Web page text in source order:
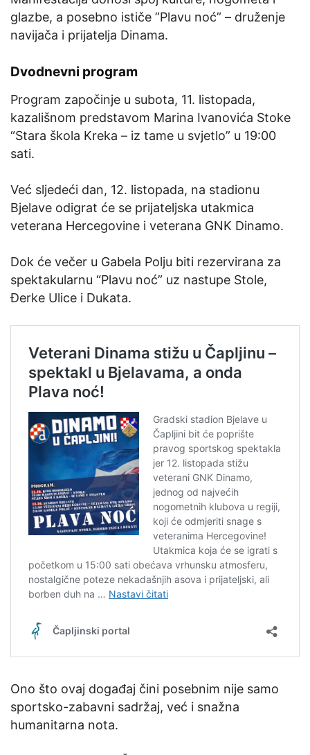
glazbe, a posebno ističe ”Plavu noć” – druženje
navijača i prijatelja Dinama.
Dvodnevni program
Program započinje u subota, 11. listopada,
kazališnom predstavom Marina Ivanovića Stoke
“Stara škola Kreka – iz tame u svjetlo” u 19:00
sati.
Već sljedeći dan, 12. listopada, na stadionu
Bjelave odigrat će se prijateljska utakmica
veterana Hercegovine i veterana GNK Dinamo.
Dok će večer u Gabela Polju biti rezervirana za
spektakularnu “Plavu noć” uz nastupe Stole,
Đerke Ulice i Dukata.
Ono što ovaj događaj čini posebnim nije samo
sportsko-zabavni sadržaj, već i snažna
humanitarna nota.